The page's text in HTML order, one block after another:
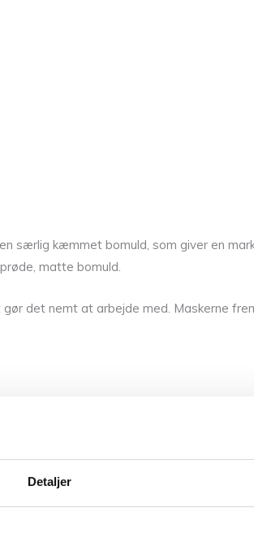
Detaljer
særlig kæmmet bomuld, som giver en
matte bomuld.
det nemt at arbejde med. Maskerne